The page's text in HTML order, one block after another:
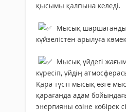
қысымы қалпына келеді.
Мысық
күйзелістен арылуға
Мысық үйдегі
күресіп, үйдің
Қара түсті мысық өзге
қарағанда адам
энергияны өзіне көбірек